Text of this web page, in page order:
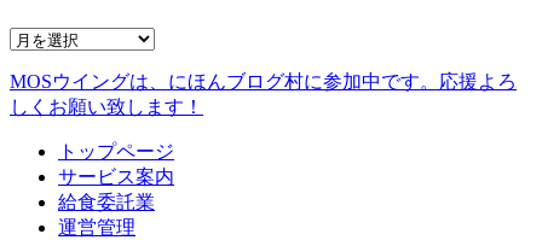
MOSウイングは、にほんブログ村に参加中です。 応援よろ
しくお願い致します！
トップページ
サービス案内
給食委託業
運営管理